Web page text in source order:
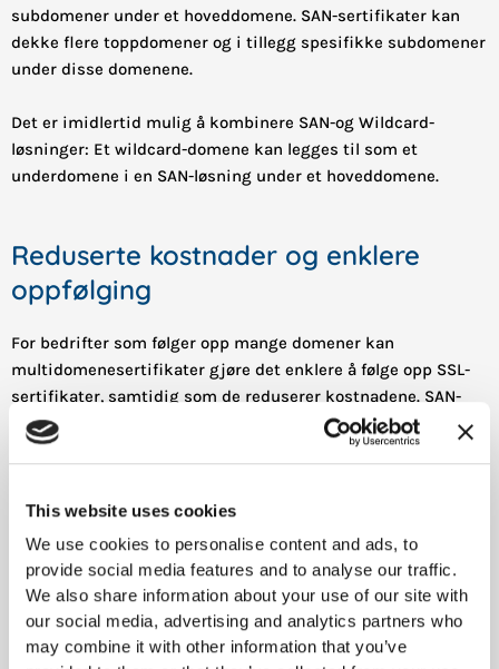
This website uses cookies
We use cookies to personalise content and ads, to
provide social media features and to analyse our traffic.
We also share information about your use of our site with
our social media, advertising and analytics partners who
may combine it with other information that you’ve
subdomener under et hoveddomene. SAN-sertifikater kan
dekke flere toppdomener og i tillegg spesifikke subdomener
under disse domenene.
Det er imidlertid mulig å kombinere SAN-og Wildcard-
løsninger: Et wildcard-domene kan legges til som et
underdomene i en SAN-løsning under et hoveddomene.
Reduserte kostnader og enklere
oppfølging
For bedrifter som følger opp mange domener kan
multidomenesertifikater gjøre det enklere å følge opp SSL-
sertifikater, samtidig som de reduserer kostnadene. SAN-
løsninger er fleksible og gir rom for å endre, fjerne eller
legge til domener underveis.
SAN-sertifikater passer blant annet for:
Bedrifter med flere nettsider som hører sammen
Organisasjoner med én hovedside og lokale
landingssider
Bedrifter med egne nettsider i ulike land
Nettbutikker med flere domener